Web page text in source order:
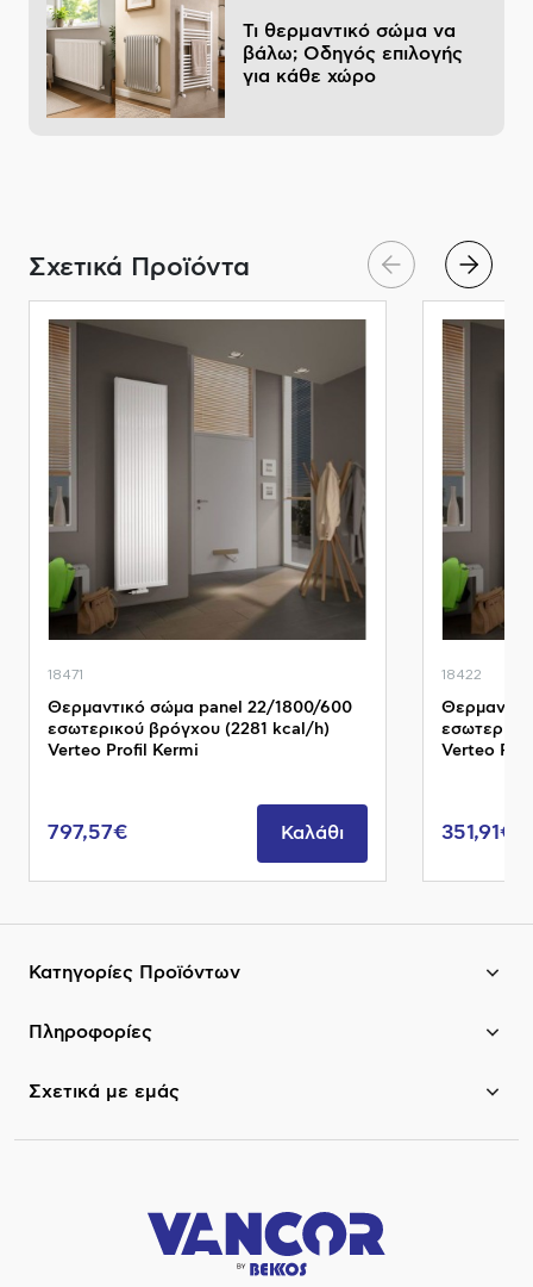
Τι θερμαντικό σώμα να
βάλω; Οδηγός επιλογής
για κάθε χώρο
Σχετικά Προϊόντα
18471
Θερμαντικό σώμα panel 22/1800/600
εσωτερικού βρόγχου (2281 kcal/h)
Verteo Profil Kermi
797,57€ Καλάθι
18422
Verteo
351,91€
Κατηγορίες Προϊόντων
Πληροφορίες
Σχετικά με εμάς